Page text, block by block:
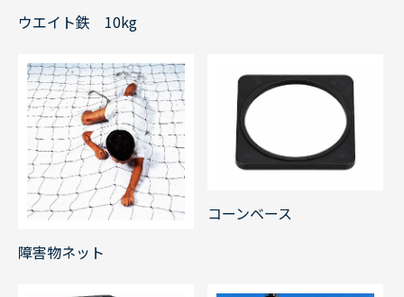
ウエイト鉄 10kg
障害物ネット
コーンベース